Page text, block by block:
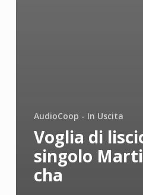
AudioCoop - In Uscita
Voglia di
singolo
cha